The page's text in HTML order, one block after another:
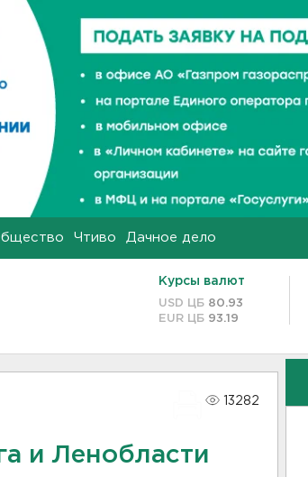
Чтиво Дачное дело
Курсы валют
USD ЦБ 80.93
EUR ЦБ 93.19
13282
и Ленобласти